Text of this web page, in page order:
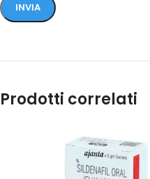
Prodotti correlati